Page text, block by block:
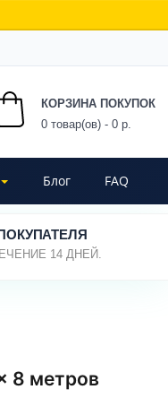
КОРЗИНА ПОКУПОК
0 товар(ов) - 0 р.
Блог FAQ
14 ДНЕЙ.
8 метров